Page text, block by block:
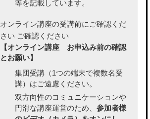
等を記載しています。
オンライン講座の受講前にご確認くだ
さい ご確認ください
【オンライン講座 お申込み前の確認
とお願い】
集団受講（1つの端末で複数名受
講）はご遠慮ください。
双方向性のコミュニケーションや
円滑な講座運営のため、 参加者様